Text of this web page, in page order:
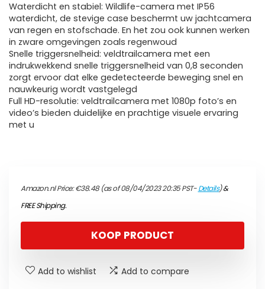
Waterdicht en stabiel: Wildlife-camera met IP56
waterdicht, de stevige case beschermt uw jachtcamera
van regen en stofschade. En het zou ook kunnen werken
in zware omgevingen zoals regenwoud
Snelle triggersnelheid: veldtrailcamera met een
indrukwekkend snelle triggersnelheid van 0,8 seconden
zorgt ervoor dat elke gedetecteerde beweging snel en
nauwkeurig wordt vastgelegd
Full HD-resolutie: veldtrailcamera met 1080p foto’s en
video’s bieden duidelijke en prachtige visuele ervaring
met u
Amazon.nl Price:€38.48(as of 08/04/2023 20:35 PST-Details)&
FREE Shipping.
KOOP PRODUCT
Add to wishlist Add to compare